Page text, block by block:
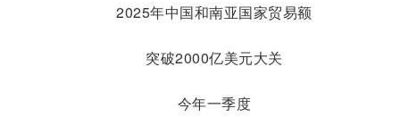
2025年中国和南亚国家贸易额
突破2000亿美元大关
今年一季度